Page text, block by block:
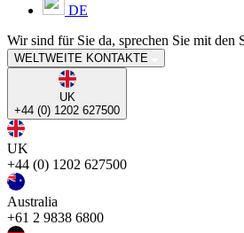
DE
Wir sind für Sie da, sprechen Sie mit den
WELTWEITE KONTAKTE
UK
+44 (0) 1202 627500
UK
+44 (0) 1202 627500
Australia
+61 2 9838 6800